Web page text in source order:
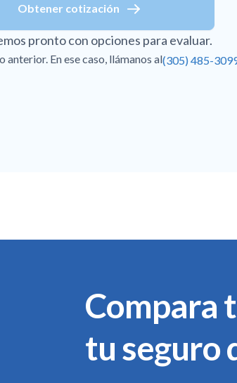
Obtener cotización
pronto con opciones para evaluar.
En ese caso, llámanos al(305) 485-
Compara
tu seguro